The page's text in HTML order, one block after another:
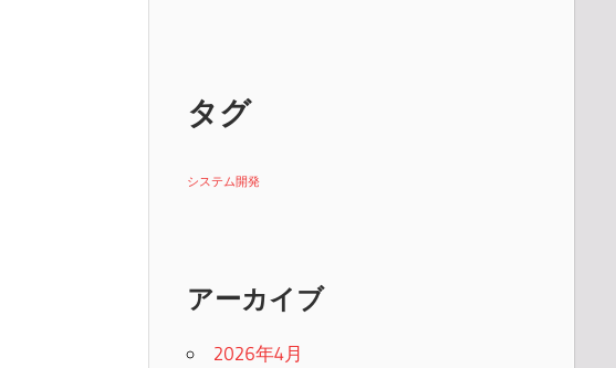
タグ
システム開発
アーカイブ
2026年4月